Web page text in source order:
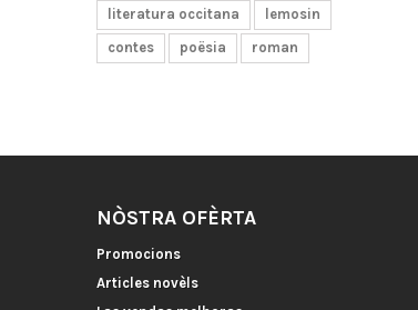
literatura occitana
lemosin
contes
poësia roman
NÒSTRA OFÈRTA
Promocions
Articles novèls